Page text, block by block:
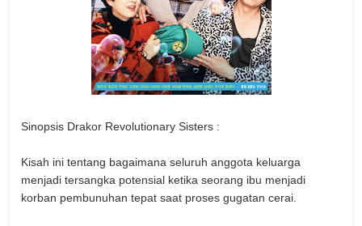
Sinopsis Drakor Revolutionary Sisters :
Kisah ini tentang bagaimana seluruh anggota keluarga
menjadi tersangka potensial ketika seorang ibu menjadi
korban pembunuhan tepat saat proses gugatan cerai.